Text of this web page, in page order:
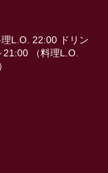
L.O. 22:00 ドリン
（料理L.O.